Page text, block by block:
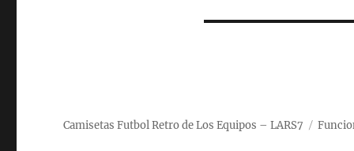
Camisetas Futbol Retro de Los Equipos – LARS7